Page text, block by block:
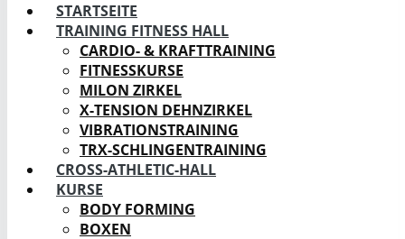
STARTSEITE
TRAINING FITNESS HALL
CARDIO- & KRAFTTRAINING
FITNESSKURSE
MILON ZIRKEL
X-TENSION DEHNZIRKEL
VIBRATIONSTRAINING
TRX-SCHLINGENTRAINING
CROSS-ATHLETIC-HALL
KURSE
BODY FORMING
BOXEN